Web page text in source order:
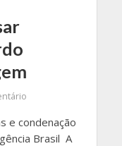
e condenação
Brasil A